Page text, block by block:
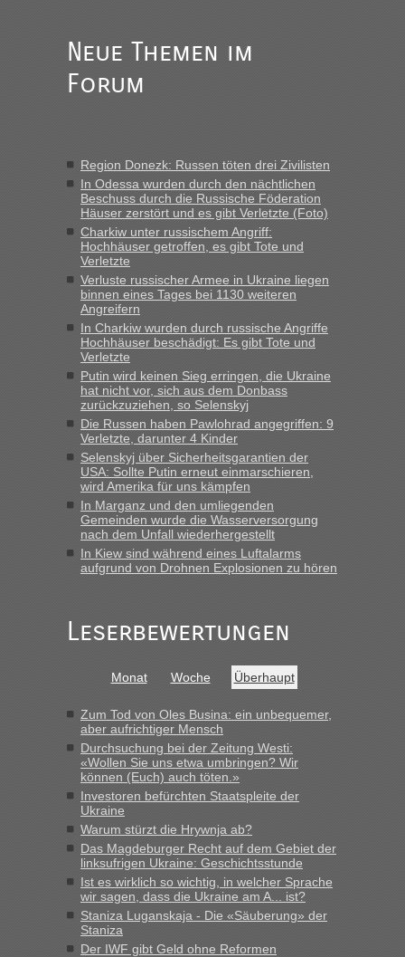
fast 11 Milliarden aufgedeckt
„Am besten wäre natürlich, wenn die Frau mit dabei ist.
Alleinreisende Männer stehen schließlich immer unter
Milliarden aufgedeckt
„Kein Zoll. Du musst an sich nur sagen dass das privat ist
und du nicht damit handeln willst. So lange das nicht
Originalverpackt ist und ersichlich das nicht neu sollte es
keine Probleme geben“
Recht, Visa und Dokumente • Deklaration
gebrauchter Kleidung beim Zoll
„Hallo Leute, ich weiß nicht, ob ich hier richtig bin mit meiner
Anfrage. Ich möchte 4 Umzugskartons mit gebrauchter
Straßen Kleidung bei der Einreise in die Ukraine
mitnehmen. Es ist gebrauchte Kleidung...“
Berichte und Reisetipps • Re: An welchem
Grenzübergang zwischen Polen und der Ukraine geht es am
schnellsten?
„Wir sind mit unserem Wohnmobil, wie geplant am Montag
15.6. in Krakovets rüber. Sehr zeitig los gegen 5 Uhr in der
Früh. Mit sehr sehr wenig Verkehr, super bis zur Grenze. Nur
8 PKW vor der Schranke....“
inBerichte und Reisetipps • Re: An welchem
Grenzübergang zwischen Polen und der Ukraine geht es am
„Gestern 6 Stunden warten vor der Grenze Richtung Polen
in Krakowez mit dem Kleinbus. Abfertigung ging dann
Berichte und Reisetipps • Re: An welchem
Grenzübergang zwischen Polen und der Ukraine geht es am
schnellsten?
„Bin am Montag 15.6.26 um 8 Uhr in Urgyniw ausgereist,
das erste Mal an einem Montagmorgen ca. 15 Fahrzeuge
vor mir, bin sonst der Erste oder Zweite, egal, nach ca 20
Minuten wurde dann die nächste Welle...“
Berichte und Reisetipps • Re: An welchem
Grenzübergang zwischen Polen und der Ukraine geht es am
schnellsten?
„Derzeit, ist es überall sehr voll an den Grenzen Ukraine/
Polen. Zb. Krakovets 100 PKW ca. 10 h Wartezeit. Wollen
Montag rüber, versuchen es sehr früh.“
Neue Themen im
Forum
Region Donezk: Russen töten drei Zivilisten
In Odessa wurden durch den nächtlichen
Beschuss durch die Russische Föderation
Häuser zerstört und es gibt Verletzte (Foto)
Charkiw unter russischem Angriff:
Hochhäuser getroffen, es gibt Tote und
Verletzte
Verluste russischer Armee in Ukraine liegen
binnen eines Tages bei 1130 weiteren
Angreifern
In Charkiw wurden durch russische Angriffe
Hochhäuser beschädigt: Es gibt Tote und
Verletzte
Putin wird keinen Sieg erringen, die Ukraine
hat nicht vor, sich aus dem Donbass
zurückzuziehen, so Selenskyj
Die Russen haben Pawlohrad angegriffen: 9
Verletzte, darunter 4 Kinder
Selenskyj über Sicherheitsgarantien der
USA: Sollte Putin erneut einmarschieren,
wird Amerika für uns kämpfen
In Marganz und den umliegenden
Gemeinden wurde die Wasserversorgung
nach dem Unfall wiederhergestellt
In Kiew sind während eines Luftalarms
aufgrund von Drohnen Explosionen zu hören
Leserbewertungen
Monat Woche Überhaupt
Zum Tod von Oles Busina: ein unbequemer,
aber aufrichtiger Mensch
Durchsuchung bei der Zeitung Westi:
«Wollen Sie uns etwa umbringen? Wir
können (Euch) auch töten.»
Investoren befürchten Staatspleite der
Ukraine
Warum stürzt die Hrywnja ab?
Das Magdeburger Recht auf dem Gebiet der
linksufrigen Ukraine: Geschichtsstunde
Ist es wirklich so wichtig, in welcher Sprache
wir sagen, dass die Ukraine am A... ist?
Staniza Luganskaja - Die «Säuberung» der
Staniza
Der IWF gibt Geld ohne Reformen